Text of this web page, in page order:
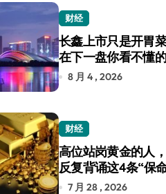
财经
长鑫上市只是开胃
在下一盘你看不懂
8 月 4 , 2026
财经
高位站岗黄金的人
反复背诵这4条“保
7 月 28 , 2026